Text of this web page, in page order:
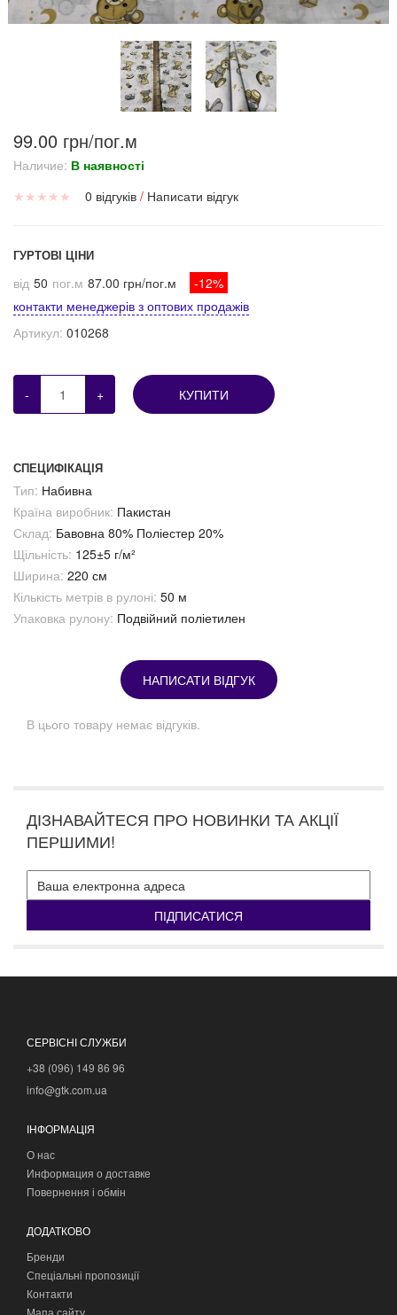
99.00 грн/пог.м
Наличие: В наявності
★ ★ ★ ★ ★ 0 відгуків / Написати відгук
ГУРТОВІ ЦІНИ
від 50 пог.м 87.00 грн/пог.м
-12%
контакти менеджерів з оптових продажів
Артикул: 010268
- + КУПИТИ
СПЕЦИФІКАЦІЯ
Тип: Набивна
Країна виробник: Пакистан
Склад: Бавовна 80% Поліестер 20%
Щільність: 125±5 г/м²
Ширина: 220 см
Кількість метрів в рулоні: 50 м
Упаковка рулону: Подвійний поліетилен
НАПИСАТИ ВІДГУК
В цього товару немає відгуків.
ДІЗНАВАЙТЕСЯ ПРО НОВИНКИ ТА АКЦІЇ
ПЕРШИМИ!
ПІДПИСАТИСЯ
СЕРВІСНІ СЛУЖБИ
+38 (096) 149 86 96
info@gtk.com.ua
ІНФОРМАЦІЯ
О нас
Информация о доставке
Повернення і обмін
ДОДАТКОВО
Бренди
Спеціальні пропозиції
Контакти